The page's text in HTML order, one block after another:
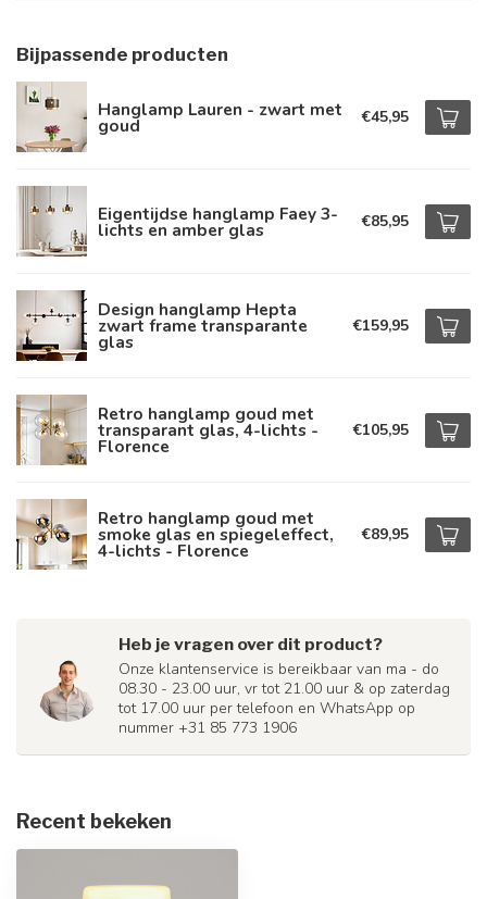
Bijpassende producten
Hanglamp Lauren - zwart met
goud €45,95
Eigentijdse hanglamp Faey 3-
lichts en amber glas €85,95
Design hanglamp Hepta
zwart frame transparante
glas
€159,95
Retro hanglamp goud met
transparant glas, 4-lichts -
Florence
€105,95
Retro hanglamp goud met
smoke glas en spiegeleffect,
4-lichts - Florence
€89,95
Heb je vragen over dit product?
Onze klantenservice is bereikbaar van ma - do
08.30 - 23.00 uur, vr tot 21.00 uur & op zaterdag
tot 17.00 uur per telefoon en WhatsApp op
nummer +31 85 773 1906
Recent bekeken